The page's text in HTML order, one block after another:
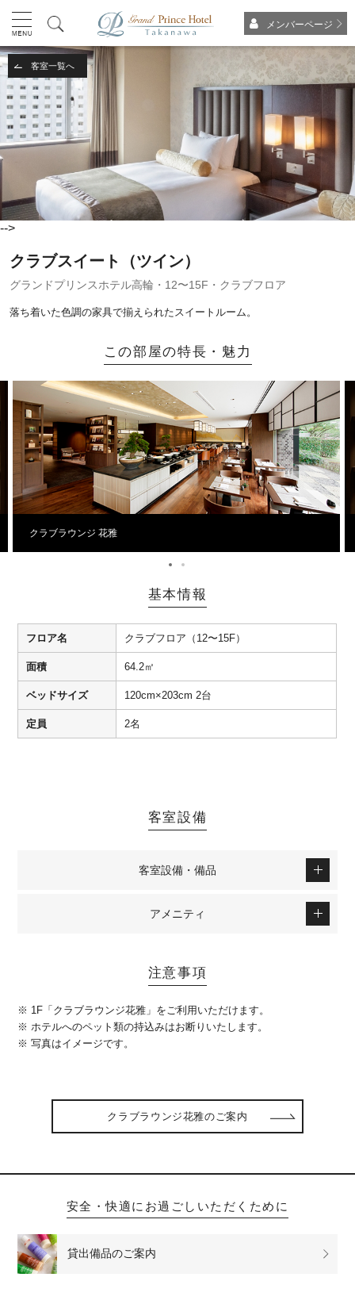
メンバーページ
客室一覧へ
-->
クラブスイート（ツイン）
グランドプリンスホテル高輪・12〜15F・クラブフロア
落ち着いた色調の家具で揃えられたスイートルーム。
この部屋の特長・魅力
クラブラウンジ 花雅
基本情報
フロア名 クラブフロア（12〜15F）
面積 64.2㎡
ベッドサイズ 120cm×203cm 2台
定員 2名
客室設備
客室設備・備品
アメニティ
注意事項
※ 1F「クラブラウンジ花雅」をご利用いただけます。
※ ホテルへのペット類の持込みはお断りいたします。
※ 写真はイメージです。
クラブラウンジ花雅のご案内
安全・快適にお過ごしいただくために
貸出備品のご案内